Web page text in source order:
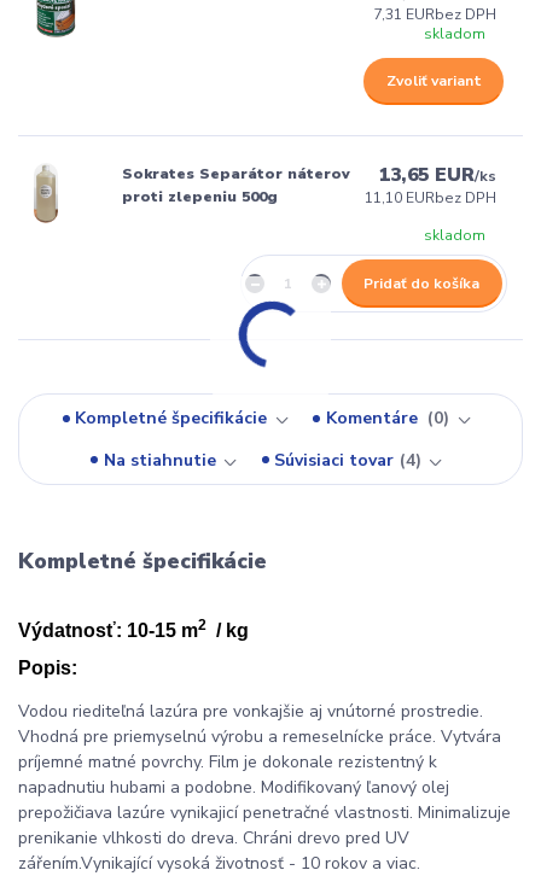
7,31 EURbez DPH
skladom
Zvoliť variant
Sokrates Separátor náterov
proti zlepeniu 500g
13,65 EUR/ks
11,10 EURbez DPH
skladom
Pridať do košíka
Kompletné špecifikácie Komentáre
0
Na stiahnutie
Súvisiaci tovar 4
Kompletné špecifikácie
Výdatnosť: 10-15 m2 / kg
Popis:
Vodou riediteľná lazúra pre vonkajšie aj vnútorné prostredie.
Vhodná pre priemyselnú výrobu a remeselnícke práce. Vytvára
príjemné matné povrchy. Film je dokonale rezistentný k
napadnutiu hubami a podobne. Modifikovaný ľanový olej
prepožičiava lazúre vynikajicí penetračné vlastnosti. Minimalizuje
prenikanie vlhkosti do dreva. Chráni drevo pred UV
zářením.Vynikající vysoká životnosť - 10 rokov a viac.